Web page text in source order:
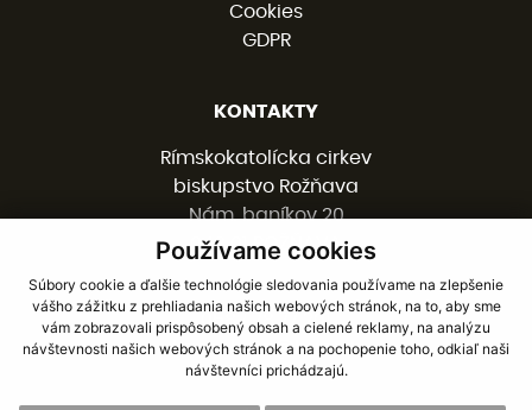
Používame cookies
Súbory cookie a ďalšie technológie sledovania používame na zlepšenie
vášho zážitku z prehliadania našich webových stránok, na to, aby sme
vám zobrazovali prispôsobený obsah a cielené reklamy, na analýzu
návštevnosti našich webových stránok a na pochopenie toho, odkiaľ naši
návštevníci prichádzajú.
Cookies
GDPR
KONTAKTY
Rímskokatolícka cirkev
biskupstvo Rožňava
Nám. baníkov 20
048 01 ROŽŇAVA
058 / 78 77 201
kancelaria@burv.sk